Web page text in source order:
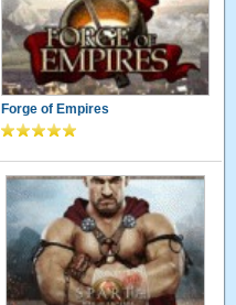
Forge of Empires